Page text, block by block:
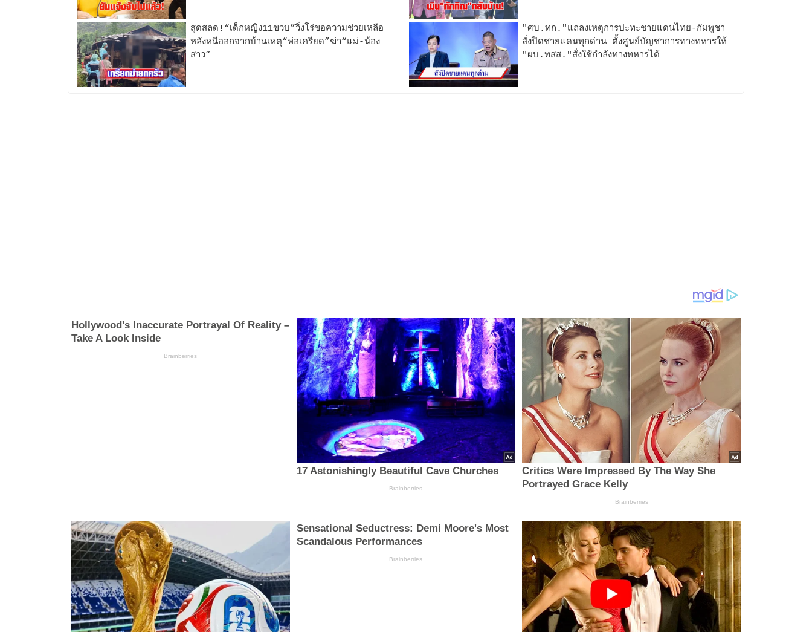
สุดสลด!“เด็กหญิง11ขวบ”วิ่งโร่ขอความช่วยเหลือ
หลังหนีออกจากบ้านเหตุ“พ่อเครียด”ฆ่า“แม่-น้อง
สาว”
"ศบ.ทก."แถลงเหตุการปะทะชายแดนไทย-กัมพูชา
สั่งปิดชายแดนทุกด่าน ตั้งศูนย์บัญชาการทางทหารให้
"ผบ.ทสส."สั่งใช้กำลังทางทหารได้